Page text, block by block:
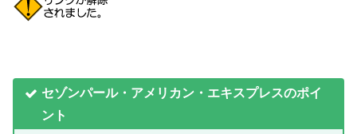
セゾンパール・アメリカン・エキスプレスのポイ
ント